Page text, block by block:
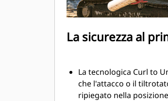
La sicurezza al
La tecnologica Curl to
che l'attacco o il
ripiegato nella